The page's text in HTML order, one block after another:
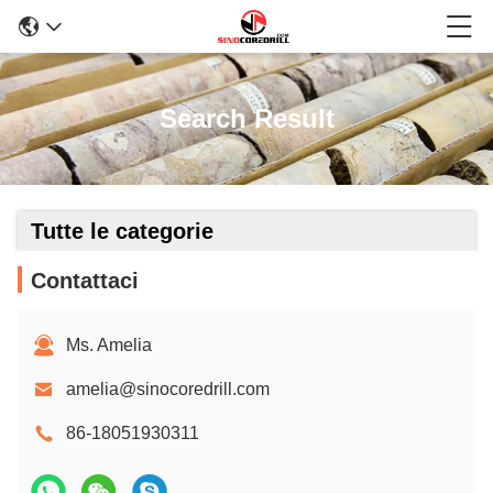
Search Result
Tutte le categorie
Contattaci
Ms. Amelia
amelia@sinocoredrill.com
86-18051930311